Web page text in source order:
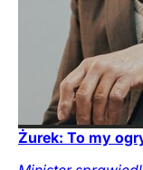
Żurek: To my